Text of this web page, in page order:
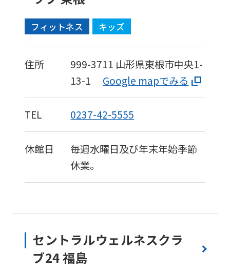
フィットネス キッズ
住所 999-3711 山形県東根市中央1-
13-1
Google mapでみる
TEL 0237-42-5555
休館日
毎週水曜日及び年末年始季節
休業。
セントラルウェルネスクラ
ブ24 福島